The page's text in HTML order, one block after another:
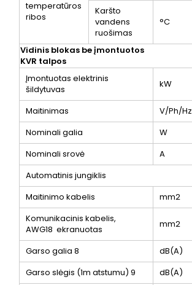
temperatūros
ribos
Karšto
vandens
ruošimas
°C
Vidinis blokas be įmontuotos
KVR talpos
Įmontuotas elektrinis
šildytuvas
kW
Maitinimas V/Ph/Hz
Nominali galia
W
Nominali srovė
A
Automatinis jungiklis
Maitinimo kabelis
mm2
Komunikacinis kabelis,
AWG18 ekranuotas
mm2
Garso galia 8 dB(A)
Garso slėgis (1m atstumu) 9 dB(A)